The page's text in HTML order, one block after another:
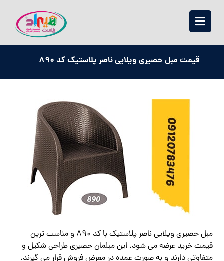
قیمت مبل حصیری ویلایی ناصر پلاستیک کد 890
مبل حصیری ویلایی ناصر پلاستیک با کد 890 و مناسب ترین
قیمت خرید عرضه می شود. این مبلمان حصیری طراحی شکیل و
متفاوتی دارند و به صورت عمده در معرض فروش قرار می گیرند.